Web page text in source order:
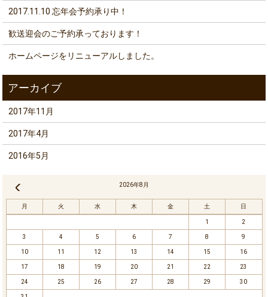
2017.11.10 忘年会予約承り中！
歓送迎会のご予約承っております！
ホームページをリニューアルしました。
2017年11月
2017年4月
2016年5月
2026年8月
月 火 水 木 金 土 日
1 2
3 4 5 6 7 8 9
10 11 12 13 14 15 16
17 18 19 20 21 22 23
24 25 26 27 28 29 30